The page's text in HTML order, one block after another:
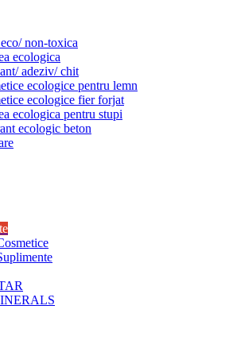
non-toxica
ecologica
adeziv/ chit
ecologice pentru lemn
ecologice fier forjat
ecologica pentru stupi
ecologic beton